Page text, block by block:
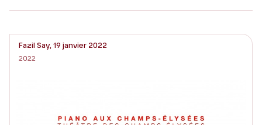
Fazil Say, 19 janvier 2022
2022